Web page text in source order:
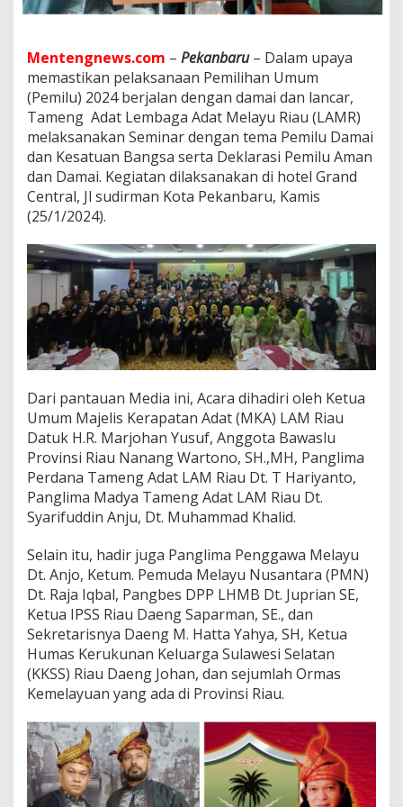
S
a
u
d
a
n
r
m
a
a
i
n
n
y
a
S
e
p
a
k
a
t
C
i
t
a
a
n
e
m
i
l
u
D
a
i
2
0
2
Mentengnews.com – Pekanbaru– Dalam upaya
memastikan pelaksanaan Pemilihan Umum
(Pemilu) 2024 berjalan dengan damai dan lancar,
Tameng Adat Lembaga Adat Melayu Riau (LAMR)
melaksanakan Seminar dengan tema Pemilu Damai
dan Kesatuan Bangsa serta Deklarasi Pemilu Aman
dan Damai. Kegiatan dilaksanakan di hotel Grand
Central, Jl sudirman Kota Pekanbaru, Kamis
(25/1/2024).
Dari pantauan Media ini, Acara dihadiri oleh Ketua
Umum Majelis Kerapatan Adat (MKA) LAM Riau
Datuk H.R. Marjohan Yusuf, Anggota Bawaslu
Provinsi Riau Nanang Wartono, SH.,MH, Panglima
Perdana Tameng Adat LAM Riau Dt. T Hariyanto,
Panglima Madya Tameng Adat LAM Riau Dt.
Syarifuddin Anju, Dt. Muhammad Khalid.
Selain itu, hadir juga Panglima Penggawa Melayu
Dt. Anjo, Ketum. Pemuda Melayu Nusantara (PMN)
Dt. Raja Iqbal, Pangbes DPP LHMB Dt. Juprian SE,
Ketua IPSS Riau Daeng Saparman, SE., dan
Sekretarisnya Daeng M. Hatta Yahya, SH, Ketua
Humas Kerukunan Keluarga Sulawesi Selatan
(KKSS) Riau Daeng Johan, dan sejumlah Ormas
Kemelayuan yang ada di Provinsi Riau.